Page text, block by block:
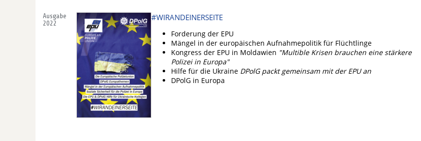
Ausgabe
2022
#WIRANDEINERSEITE
Forderung der EPU
Mängel in der europäischen Aufnahmepolitik für Flüchtlinge
Kongress der EPU in Moldawien "Multible Krisen brauchen eine stärkere
Polizei in Europa"
Hilfe für die UkraineDPolG packt gemeinsam mit der EPU an
DPolG in Europa